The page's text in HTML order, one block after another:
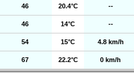
46 20.4°C --
46 14°C
--
54 15°C 4.8 km/h
67 22.2°C 0 km/h